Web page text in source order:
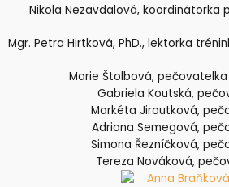
Nikola Nezavdalová, koordinátorka
Mgr. Petra Hirtková, PhD., lektorka
Marie Štolbová,
Gabriela Koutská,
Markéta Jiroutková,
Adriana Semegová,
Simona Řezníčková,
Tereza Nováková,